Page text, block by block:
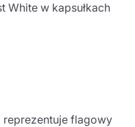
White w kapsułkach
reprezentuje flagowy